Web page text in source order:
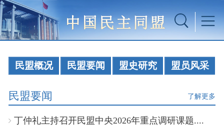
民盟概况 民盟要闻 盟史研究 盟员风采
民盟要闻 了解更多
丁仲礼主持召开民盟中央2026年重点调研课题....